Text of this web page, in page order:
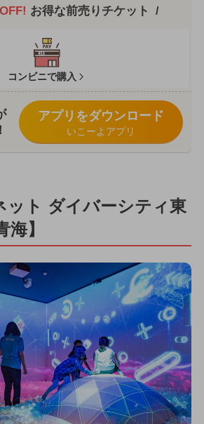
OFF! お得な前売りチケット
コンビニで購入
アプリをダウンロード
いこーよアプリ
ット ダイバーシティ東
】